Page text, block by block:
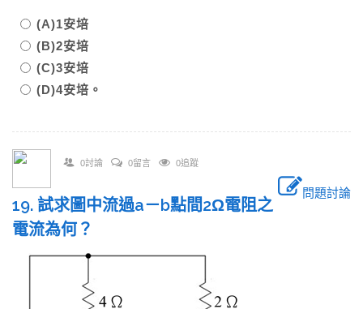
(A)1安培
(B)2安培
(C)3安培
(D)4安培。
0討論 0留言 0追蹤
問題討論
19. 試求圖中流過a－b點間2Ω電阻之
電流為何？